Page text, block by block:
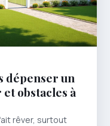
dépenser un
obstacles à
rêver, surtout